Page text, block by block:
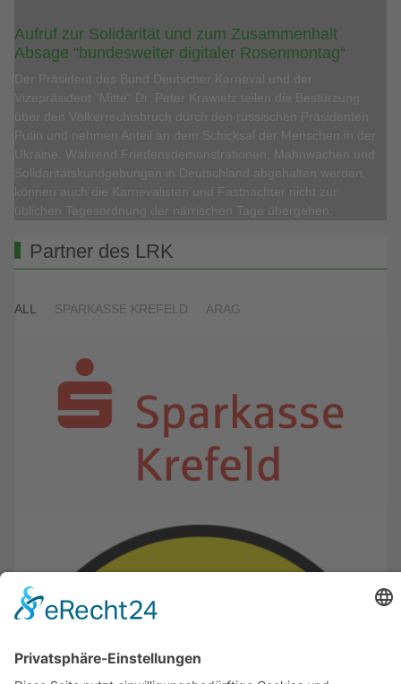
Aufruf zur Solidarität und zum Zusammenhalt
Absage “bundesweiter digitaler Rosenmontag“
Partner des LRK
ALL SPARKASSE KREFELD ARAG